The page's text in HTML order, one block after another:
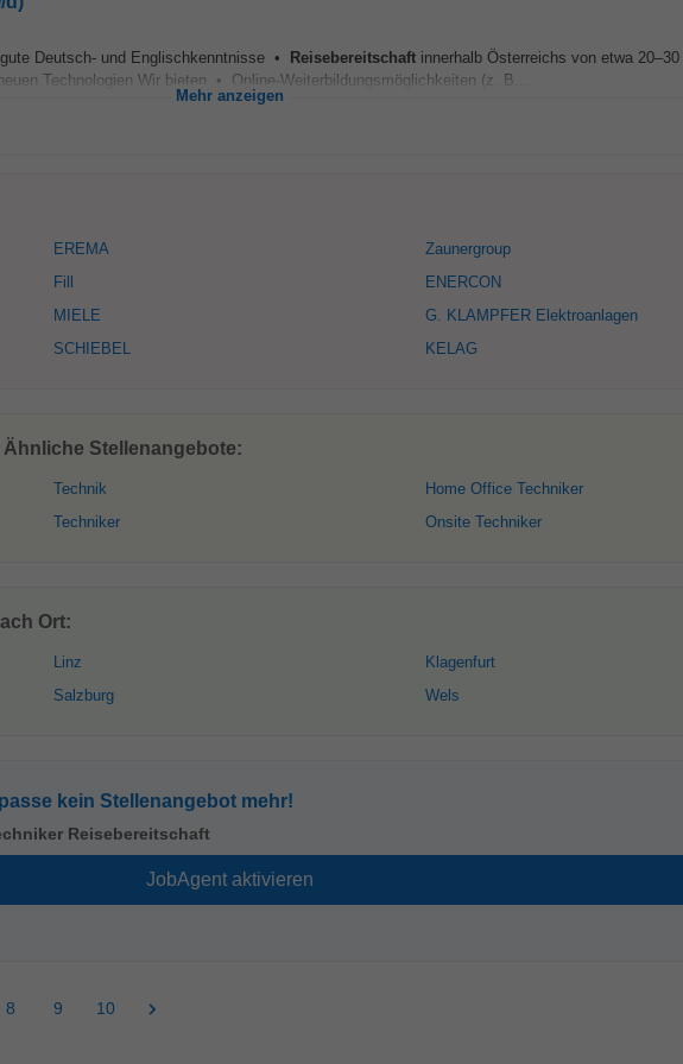
Deutsch- und Englischkenntnisse • Reisebereitschaft innerhalb Österreichs von etwa
Technologien Wir bieten • Online-Weiterbildungsmöglichkeiten (z. B...
Mehr anzeigen
EREMA
Fill
MIELE
SCHIEBEL
Zaunergroup
ENERCON
G. KLAMPFER Elektroanlagen
KELAG
Stellenangebote:
Technik
Techniker
Home Office Techniker
Onsite Techniker
Ort:
Linz
Salzburg
Klagenfurt
Wels
kein Stellenangebot mehr!
Reisebereitschaft
8 9 10